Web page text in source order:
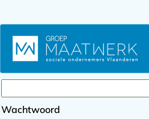
Inloggen
Wachtwoord